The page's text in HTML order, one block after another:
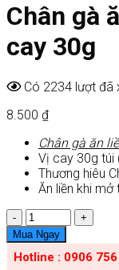
Chân gà
cay 30g
Có 2234 lượt đã
8.500 ₫
Chân gà ăn
Vị cay 30g túi
Thương hiêu
Ăn liền khi mở
Số
lượng
Mua Ngay
Hotline : 0906